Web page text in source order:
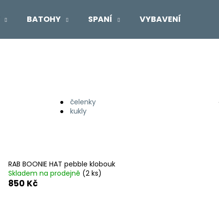
BATOHY SPANÍ VYBAVENÍ
čelenky
kukly
RAB BOONIE HAT pebble klobouk
Skladem na prodejně (2 ks)
850 Kč